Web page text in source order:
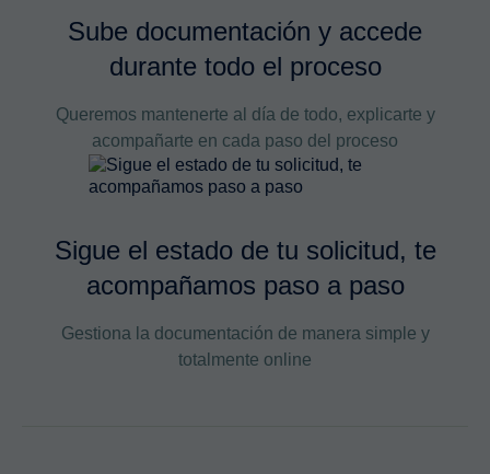
Sube documentación y accede
durante todo el proceso
Queremos mantenerte al día de todo, explicarte y
acompañarte en cada paso del proceso
Sigue el estado de tu solicitud, te
acompañamos paso a paso
Gestiona la documentación de manera simple y
totalmente online